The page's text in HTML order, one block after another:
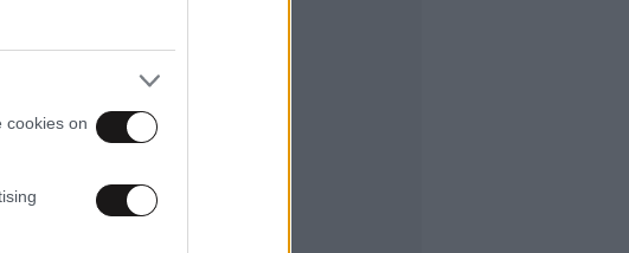
cookies on